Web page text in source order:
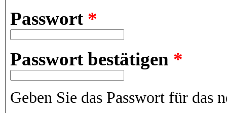
Passwort *
Passwort bestätigen *
Geben Sie das Passwort für das